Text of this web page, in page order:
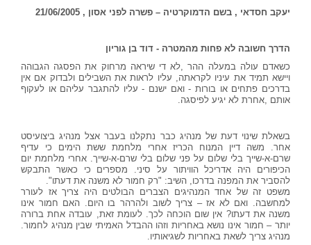
יעקב חסדאי , בשם הדמוקרטיה – פשרה לפני אסון , 21/06/2005
הדרך חשובה לא פחות מהמטרה - דוד בן גוריון
כשאדם עולה במעלה ההר,לא די שיראה מרחוק את הפסגה הגבוהה
ויישא תמיד את עיניו לקראתה, עליו לראות את השבילים ולבדוק אם אין
בדרכים פתחים או בורות-ואם ישנם - עליו להתגבר עליהם או לעקוף
אותם ,אחרת לא יגיע לפיסגה.
בשאלת שינוי דעת של מנהיג כבר נתקלנו בעבר אצל מנהיג ביצועיסט
אחר. משה דיין המנוח הכריז אחרי מלחמת ששת הימים כי עדיף
שרם-א-שייך בלי שלום על פני שלום בלי שרם-א-שייך. אחרי מלחמת יום
הכיפורים היה אדריכל הוויתור על סיני. מספרים כי כאשר התבקש
להסביר את המפנה בדרכו, השיב: "רק חמור לא משנה את דעתו".
משפט זה של אחד המנהיגים הצברים הבולטים היה צריך אז לעורר
למחשבה. ואם לא אז– צריך לשוב ולהרהר בו היום. האם חמור אינו
משנה את דעתו? אין שום הוכחה לכך. לעומת זאת, עובדה אחת ברורה
יותר–חמור אינו נושא באחריות וזהו ההבדל האמיתי שבין מנהיג לחמור.
מנהיג צריך לשאת באחריות לשגיאותיו.